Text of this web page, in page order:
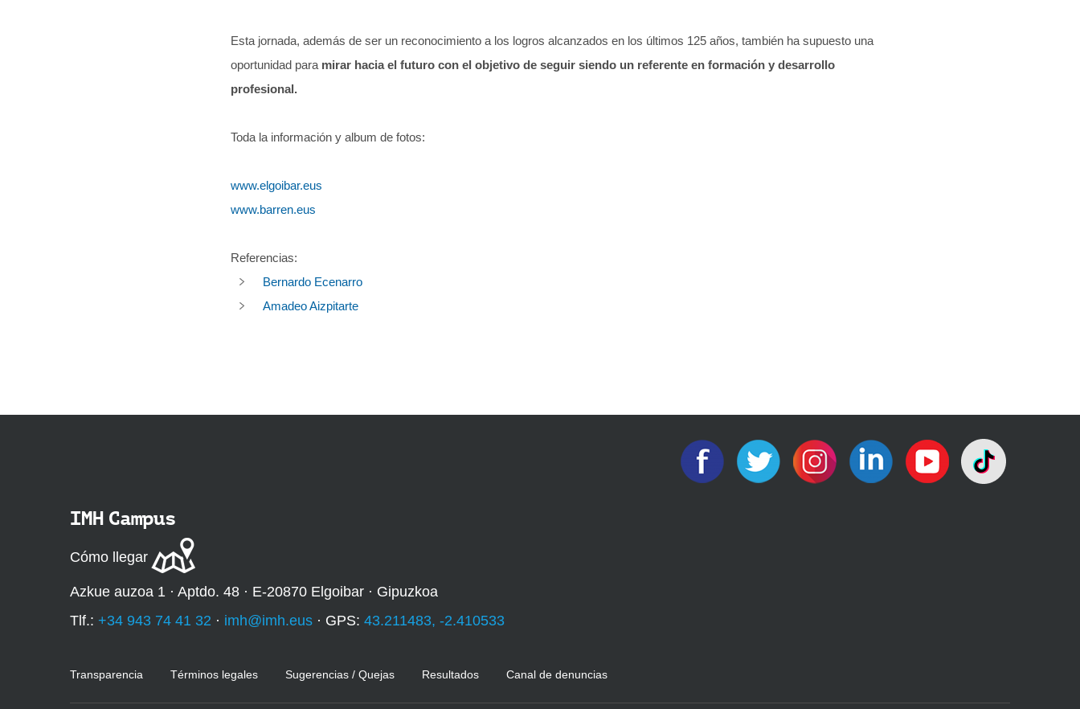
Esta jornada, además de ser un reconocimiento a los logros alcanzados en los últimos 125 años, también ha supuesto una
oportunidad para mirar hacia el futuro con el objetivo de seguir siendo un referente en formación y desarrollo
profesional.
Toda la información y album de fotos:
www.elgoibar.eus
www.barren.eus
Referencias:
Bernardo Ecenarro
Amadeo Aizpitarte
IMH Campus
Cómo llegar
Azkue auzoa 1 · Aptdo. 48 · E-20870 Elgoibar · Gipuzkoa
Tlf.: +34 943 74 41 32 · imh@imh.eus · GPS: 43.211483, -2.410533
Transparencia Términos legales Sugerencias / Quejas Resultados Canal de denuncias